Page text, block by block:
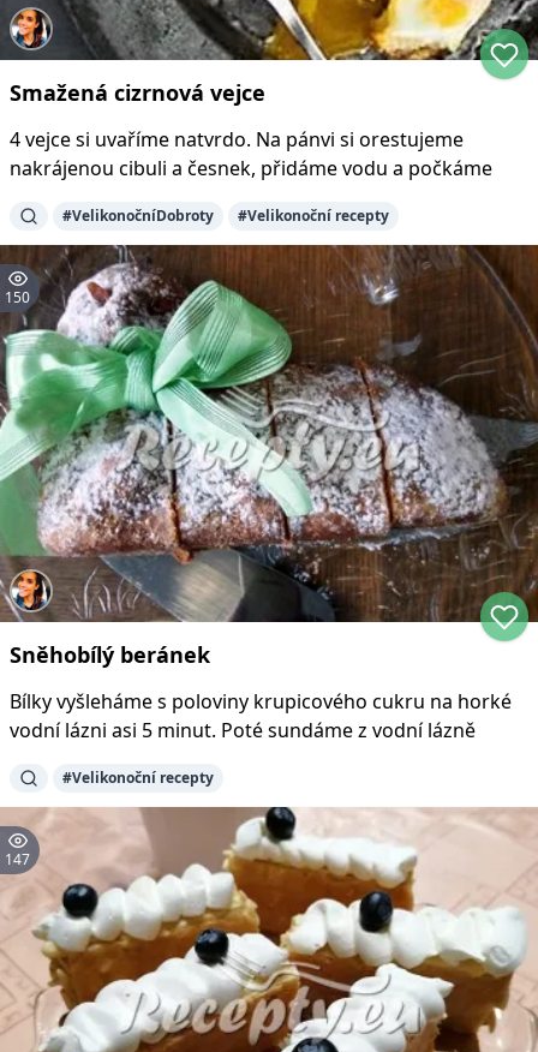
Smažená cizrnová vejce
4 vejce si uvaříme natvrdo. Na pánvi si orestujeme
nakrájenou cibuli a česnek, přidáme vodu a počkáme
#VelikonočníDobroty #Velikonoční recepty
150
Sněhobílý beránek
Bílky vyšleháme s poloviny krupicového cukru na horké
vodní lázni asi 5 minut. Poté sundáme z vodní lázně
#Velikonoční recepty
147